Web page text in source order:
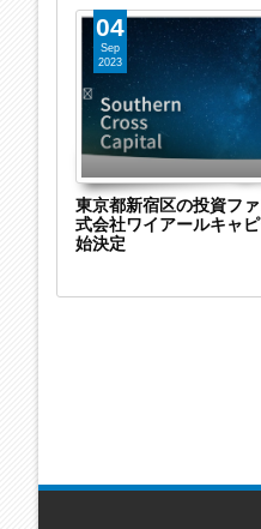
04
Sep
2023
東京都新宿区の投資フ
式会社ワイアールキャ
始決定